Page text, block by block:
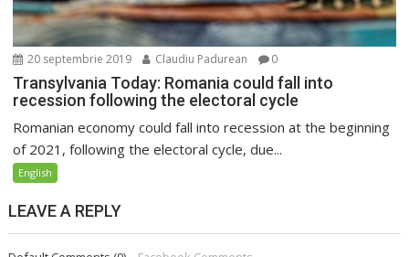
20 septembrie 2019 Claudiu Padurean 0
Transylvania Today: Romania could fall into
recession following the electoral cycle
Romanian economy could fall into recession at the beginning
of 2021, following the electoral cycle, due...
English
LEAVE A REPLY